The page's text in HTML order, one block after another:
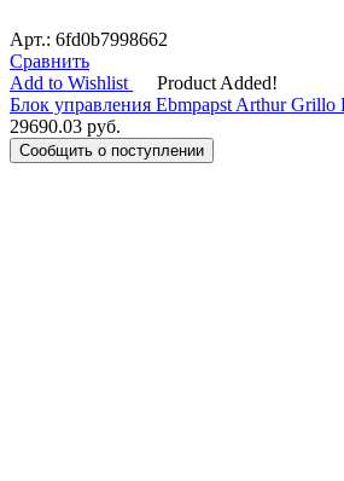
Арт.: 6fd0b7998662
Сравнить
Add to Wishlist
Product Added!
Блок управления Ebmpapst Arthur Grillo
29690.03 руб.
Сообщить о поступлении